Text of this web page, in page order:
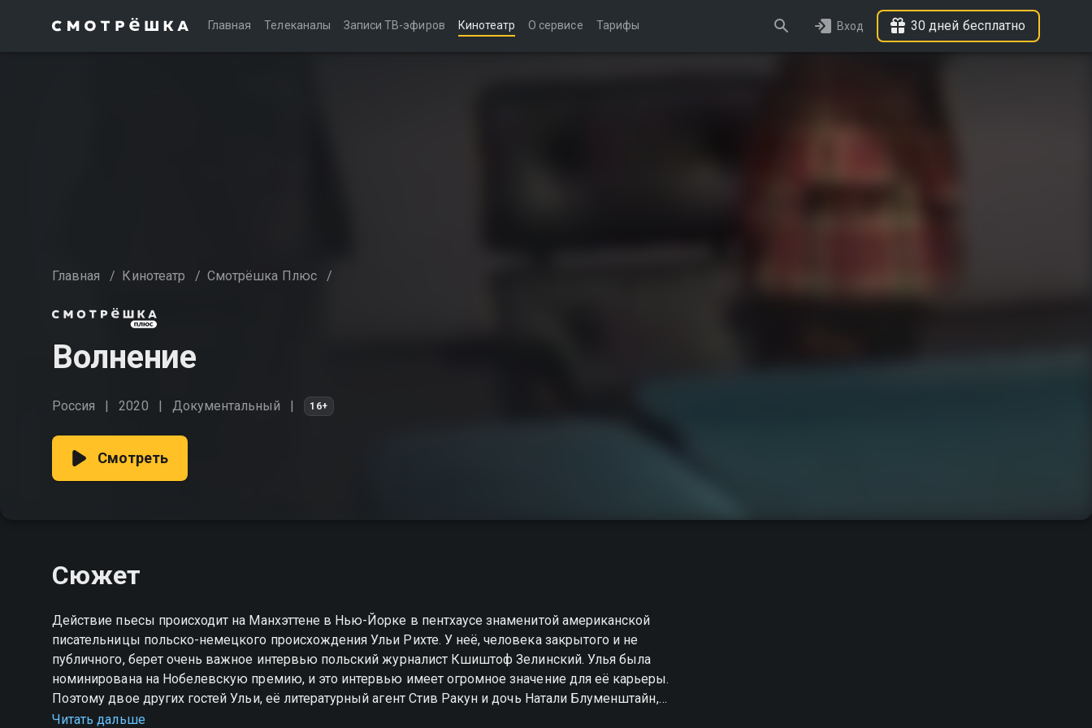
Главная Телеканалы Записи ТВ-эфиров Кинотеатр О сервисе Тарифы Вход 30 дней бесплатно
Главная / Кинотеатр / Смотрёшка Плюс /
Волнение
Россия 2020 Документальный 16+
Смотреть
Сюжет
Действие пьесы происходит на Манхэттене в Нью-Йорке в пентхаусе знаменитой американской
писательницы польско-немецкого происхождения Ульи Рихте. У неё, человека закрытого и не
публичного, берет очень важное интервью польский журналист Кшиштоф Зелинский. Улья была
номинирована на Нобелевскую премию, и это интервью имеет огромное значение для её карьеры.
Поэтому двое других гостей Ульи, её литературный агент Стив Ракун и дочь Натали Блуменштайн,
являющаяся также её юристом, всеми силами пытаются вести разговор по заранее оговоренному плану.
Читать дальше